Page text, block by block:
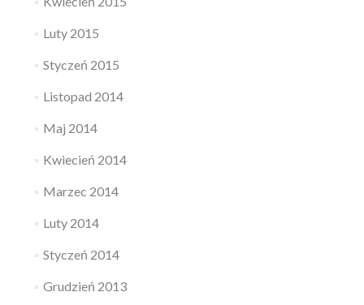
Luty 2015
Styczeń 2015
Listopad 2014
Maj 2014
Kwiecień 2014
Marzec 2014
Luty 2014
Styczeń 2014
Grudzień 2013